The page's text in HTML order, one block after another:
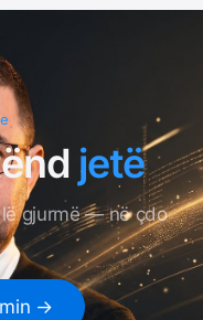
jetë
gjurmë — në çdo
→